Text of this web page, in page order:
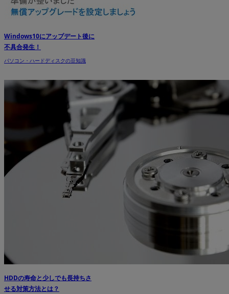
Windows10にアップデート後に
不具合発生！
パソコン・ハードディスクの豆知識
HDDの寿命と少しでも長持ちさ
せる対策方法とは？